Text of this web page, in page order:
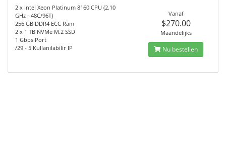
2 x Intel Xeon Platinum 8160 CPU (2.10
GHz - 48C/96T)
256 GB DDR4 ECC Ram
2 x 1 TB NVMe M.2 SSD
1 Gbps Port
/29 - 5 Kullanılabilir IP
Vanaf
$270.00
Maandelijks
Nu bestellen